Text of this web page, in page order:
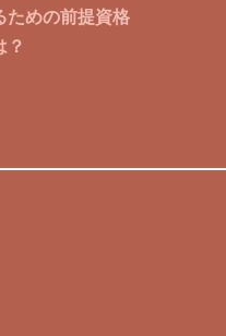
ための前提資格
？